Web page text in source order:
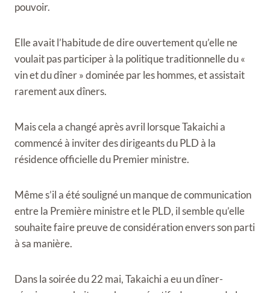
pouvoir.
Elle avait l’habitude de dire ouvertement qu’elle ne
voulait pas participer à la politique traditionnelle du «
vin et du dîner » dominée par les hommes, et assistait
rarement aux dîners.
Mais cela a changé après avril lorsque Takaichi a
commencé à inviter des dirigeants du PLD à la
résidence officielle du Premier ministre.
Même s’il a été souligné un manque de communication
entre la Première ministre et le PLD, il semble qu’elle
souhaite faire preuve de considération envers son parti
à sa manière.
Dans la soirée du 22 mai, Takaichi a eu un dîner-